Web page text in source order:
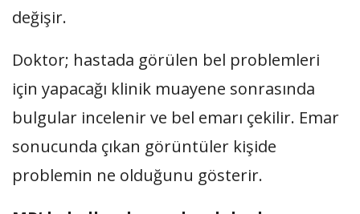
değişir.
Doktor; hastada görülen bel problemleri
için yapacağı klinik muayene sonrasında
bulgular incelenir ve bel emarı çekilir. Emar
sonucunda çıkan görüntüler kişide
problemin ne olduğunu gösterir.